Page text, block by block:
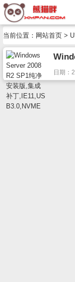
当前位置： 网站首页 >
日期：